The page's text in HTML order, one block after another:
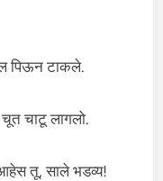
पिऊन टाकले.
चाटू लागलो.
आहेस तू, साले भडव्य!